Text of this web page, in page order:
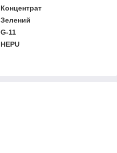
Концентрат
Зелений
G-11
HEPU